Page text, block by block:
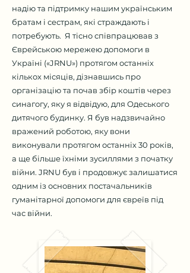
надію та підтримку нашим українським
братам і сестрам, які страждають і
потребують. Я тісно співпрацював з
Єврейською мережею допомоги в
Україні («JRNU») протягом останніх
кількох місяців, дізнавшись про
організацію та почав збір коштів через
синагогу, яку я відвідую, для Одеського
дитячого будинку. Я був надзвичайно
вражений роботою, яку вони
виконували протягом останніх 30 років,
а ще більше їхніми зусиллями з початку
війни. JRNU був і продовжує залишатися
одним із основних постачальників
гуманітарної допомоги для євреїв під
час війни.